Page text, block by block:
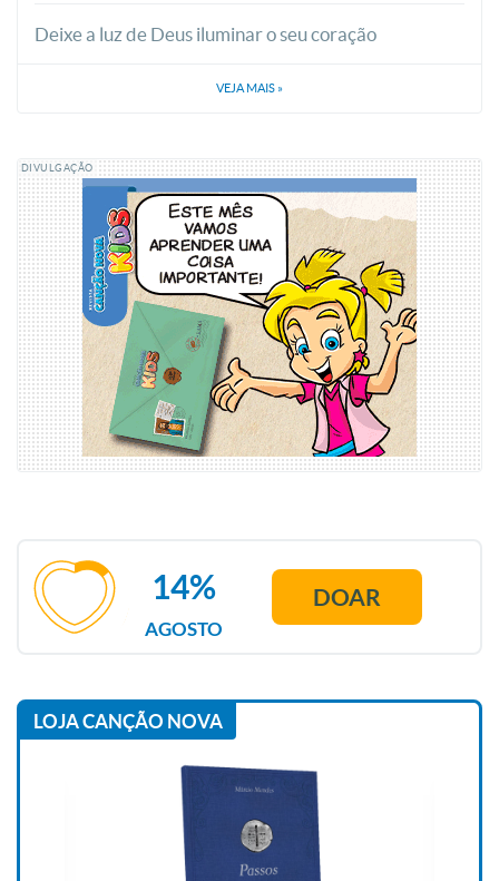
Deixe a luz de Deus iluminar o seu coração
VEJA MAIS »
DIVULGAÇÃO
AGOSTO
14% DOAR
LOJA CANÇÃO NOVA